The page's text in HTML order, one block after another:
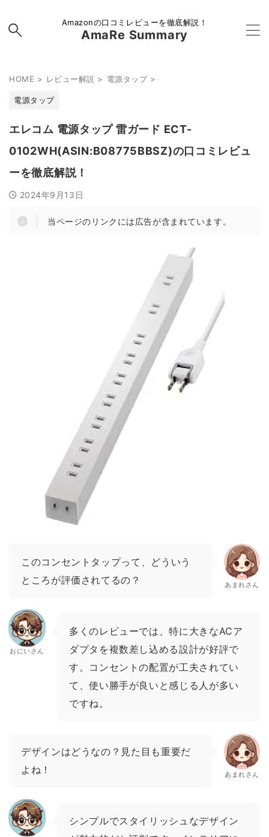
Amazonの口コミレビューを徹底解説！
AmaRe Summary
HOME > レビュー解説 > 電源タップ >
電源タップ
エレコム 電源タップ 雷ガード ECT-
0102WH(ASIN:B08775BBSZ)の口コミレビュ
ーを徹底解説！
2024年9月13日
当ページのリンクには広告が含まれています。
このコンセントタップって、どういう
ところが評価されてるの？
あまれさん
おにいさん
多くのレビューでは、特に大きなACア
ダプタを複数差し込める設計が好評で
す。コンセントの配置が工夫されてい
て、使い勝手が良いと感じる人が多い
ですね。
デザインはどうなの？見た目も重要だ
よね！
あまれさん
シンプルでスタイリッシュなデザイン